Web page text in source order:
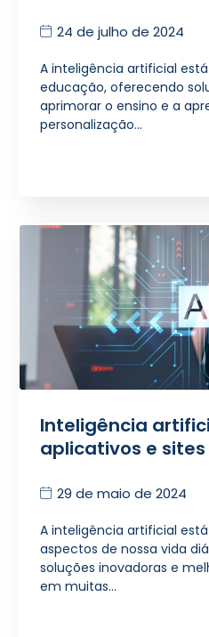
24 de julho de 2024
A inteligência artificial
educação, oferecendo
aprimorar o ensino e a
personalização…
Inteligência
aplicativos e sites
29 de maio de 2024
A inteligência artificial
aspectos de nossa vida
soluções inovadoras e
em muitas…